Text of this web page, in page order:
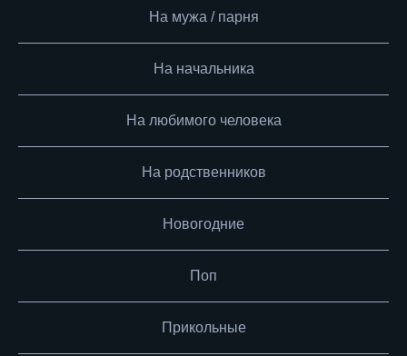
На мужа / парня
На начальника
На любимого человека
На родственников
Новогодние
Поп
Прикольные